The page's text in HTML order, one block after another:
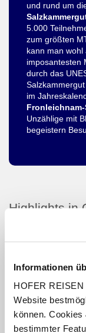
Informationen
HOFER
Website
können. Cookies
bestimmter
und rund um
5.000
zum größten
kann man
imposantesten
durch das
im
Unzählige mit
begeistern
Highlights in
Kaiserstadt
Schloss